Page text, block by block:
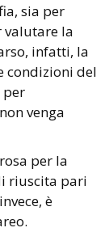
sia per
valutare la
infatti, la
condizioni del
per
venga
per la
riuscita pari
è